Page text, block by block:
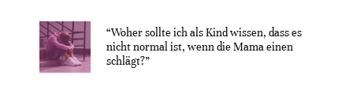
“Woher sollte ich als Kind wissen, dass es
nicht normal ist, wenn die Mama einen
schlägt?”